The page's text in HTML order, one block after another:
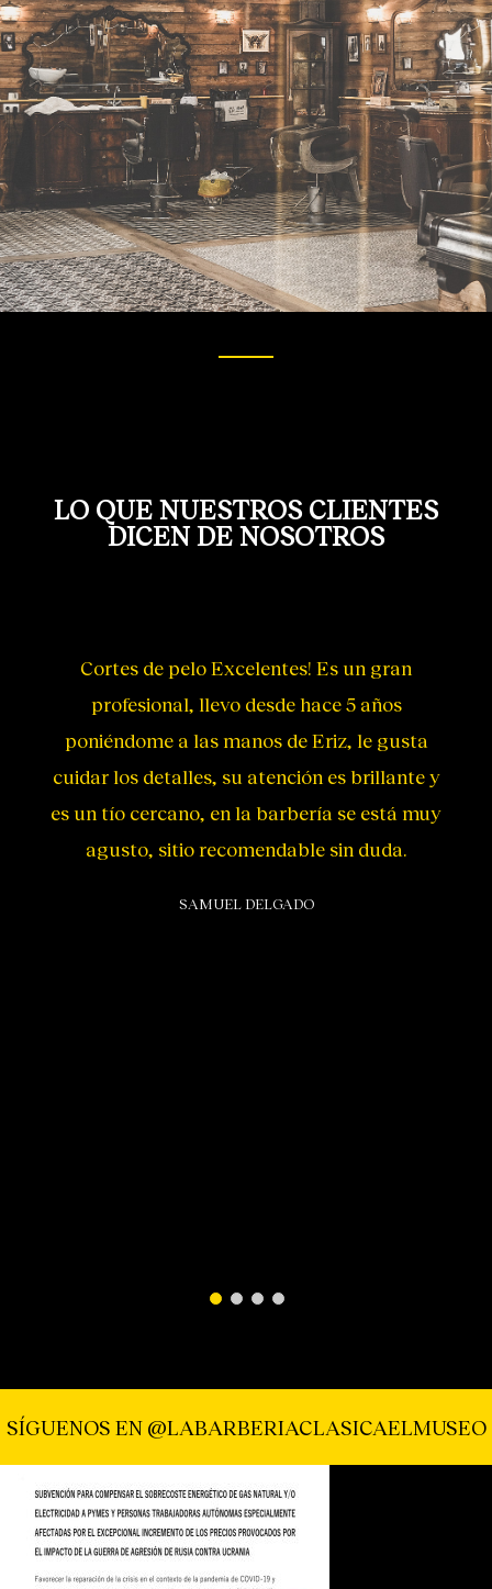
LO QUE NUESTROS CLIENTES
DICEN DE NOSOTROS
Cortes de pelo Excelentes! Es un gran
profesional, llevo desde hace 5 años
poniéndome a las manos de Eriz, le gusta
cuidar los detalles, su atención es brillante y
es un tío cercano, en la barbería se está muy
agusto, sitio recomendable sin duda.
SAMUEL DELGADO
SÍGUENOS EN @LABARBERIACLASICAELMUSEO